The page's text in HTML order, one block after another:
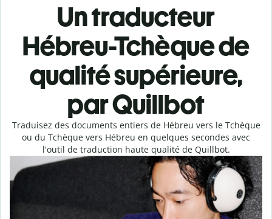
Un traducteur
Hébreu-Tchèque de
qualité supérieure,
par Quillbot
Traduisez des documents entiers de Hébreu vers le Tchèque
ou du Tchèque vers Hébreu en quelques secondes avec
l'outil de traduction haute qualité de Quillbot.